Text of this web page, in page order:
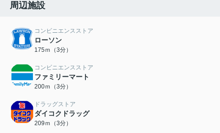
周辺施設
コンビニエンスストア
ローソン
175ｍ（3分）
コンビニエンスストア
ファミリーマート
200ｍ（3分）
ドラッグストア
ダイコクドラッグ
209ｍ（3分）